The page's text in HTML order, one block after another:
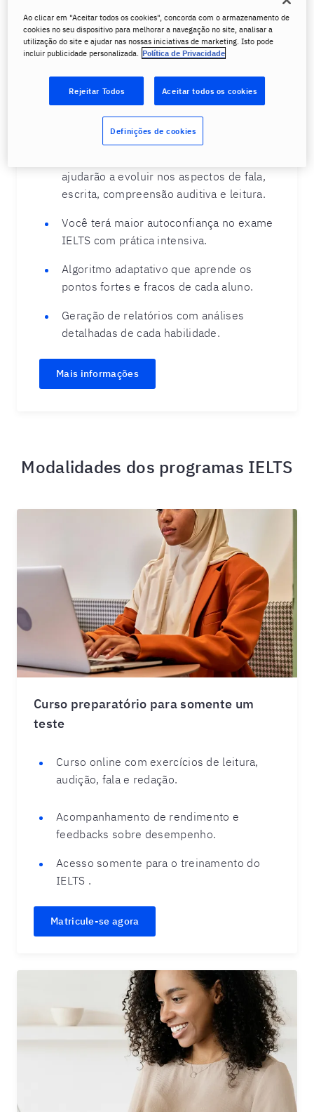
Os benefícios do curso
preparatório IELTS com o
Berlitz:
Maiores chances desucesso no exame
com umapreparação cuidadosa.
Treinamento adaptativo na plataforma de
ajudarão a evoluir nos aspectos de fala,
escrita, compreensão auditiva e leitura.
Você terá maior autoconfiança no exame
IELTS com prática intensiva.
Algoritmo adaptativo que aprende os
pontos fortes e fracos de cada aluno.
Geração de relatórios com análises
detalhadas de cada habilidade.
Mais informações
Modalidades dos programas IELTS
Curso preparatório para somente um
teste
Curso online com exercícios de leitura,
audição, fala e redação.
Acompanhamento de rendimento e
feedbacks sobre desempenho.
Acesso somente para o treinamento do
IELTS .
Matricule-se agora
Ao clicar em "Aceitar todos os cookies", concorda com o armazenamento de
cookies no seu dispositivo para melhorar a navegação no site, analisar a
utilização do site e ajudar nas nossas iniciativas de marketing. Isto pode
incluir publicidade personalizada. Política de Privacidade
Rejeitar Todos Aceitar todos os cookies
Definições de cookies